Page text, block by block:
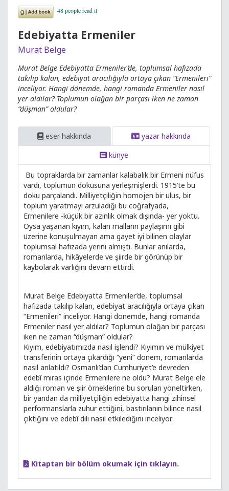
Edebiyatta Ermeniler
Murat Belge
Murat Belge Edebiyatta Ermeniler’de, toplumsal hafızada
takılıp kalan, edebiyat aracılığıyla ortaya çıkan “Ermenileri”
inceliyor. Hangi dönemde, hangi romanda Ermeniler nasıl
yer aldılar? Toplumun olağan bir parçası iken ne zaman
“düşman” oldular?
eser hakkında
yazar hakkında
künye
Bu topraklarda bir zamanlar kalabalık bir Ermeni nüfus
vardı, toplumun dokusuna yerleşmişlerdi. 1915’te bu
doku parçalandı. Milliyetçiliğin homojen bir ulus, bir
toplum yaratmayı arzuladığı bu coğrafyada,
Ermenilere -küçük bir azınlık olmak dışında- yer yoktu.
Oysa yaşanan kıyım, kalan malların paylaşımı gibi
üzerine konuşulmayan ama gayet iyi bilinen olaylar
toplumsal hafızada yerini almıştı. Bunlar anılarda,
romanlarda, hikâyelerde ve şiirde bir görünüp bir
kaybolarak varlığını devam ettirdi.
Murat Belge Edebiyatta Ermeniler’de, toplumsal
hafızada takılıp kalan, edebiyat aracılığıyla ortaya çıkan
“Ermenileri” inceliyor. Hangi dönemde, hangi romanda
Ermeniler nasıl yer aldılar? Toplumun olağan bir parçası
iken ne zaman “düşman” oldular?
Kıyım, edebiyatımızda nasıl işlendi? Kıyımın ve mülkiyet
transferinin ortaya çıkardığı “yeni” dönem, romanlarda
nasıl anlatıldı? Osmanlı’dan Cumhuriyet’e devreden
edebî miras içinde Ermenilere ne oldu? Murat Belge ele
aldığı roman ve şiir örneklerine bu soruları yöneltirken,
bir yandan da milliyetçiliğin edebiyatta hangi zihinsel
performanslarla zuhur ettiğini, bastırılanın bilince nasıl
çıktığını ve edebî dili nasıl etkilediğini inceliyor.
Kitaptan bir bölüm okumak için tıklayın.